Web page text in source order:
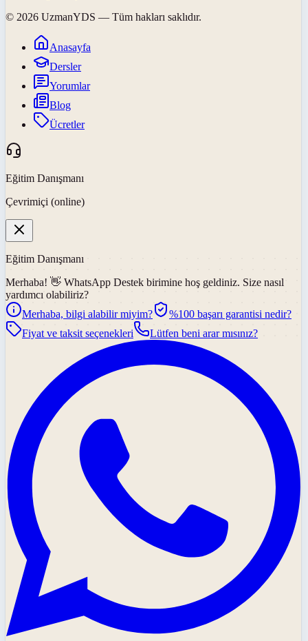
© 2026 UzmanYDS — Tüm hakları saklıdır.
Anasayfa
Dersler
Yorumlar
Blog
Ücretler
Eğitim Danışmanı
Çevrimiçi (online)
Eğitim Danışmanı
Merhaba! 👋 WhatsApp Destek birimine hoş geldiniz. Size nasıl
yardımcı olabiliriz?
Merhaba, bilgi alabilir miyim?
%100 başarı garantisi nedir?
Fiyat ve taksit seçenekleri
Lütfen beni arar mısınız?